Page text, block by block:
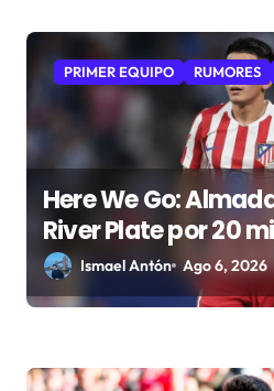
PRIMER EQUIPO RUMORES
Here We Go:
River Plate por 20
Ismael Antón Ago 6, 2026